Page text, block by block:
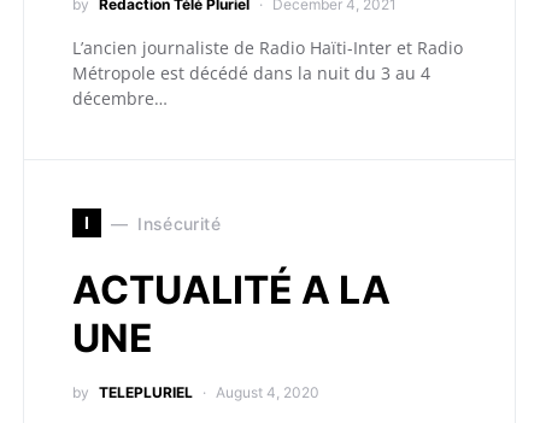
by Redaction Télé Pluriel December 4, 2021
L’ancien journaliste de Radio Haïti-Inter et Radio
Métropole est décédé dans la nuit du 3 au 4
décembre…
I Insécurité
ACTUALITÉ A LA
UNE
by TELEPLURIEL August 4, 2020